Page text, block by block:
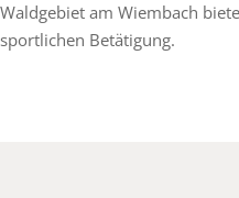
Waldgebiet am Wiembach
sportlichen Betätigung.